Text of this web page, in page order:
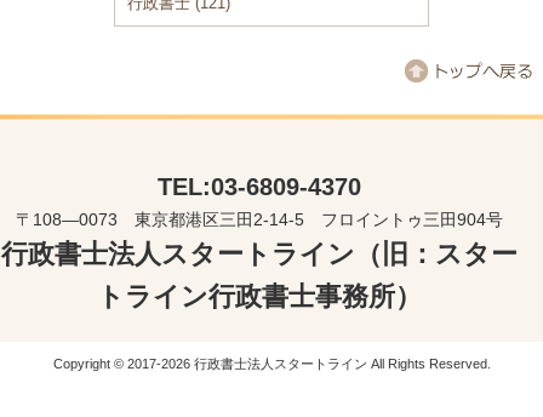
行政書士 (121)
TEL:03-6809-4370
〒108―0073 東京都港区三田2-14-5 フロイントゥ三田904号
行政書士法人スタートライン（旧：スター
トライン行政書士事務所）
Copyright © 2017-2026 行政書士法人スタートライン All Rights Reserved.